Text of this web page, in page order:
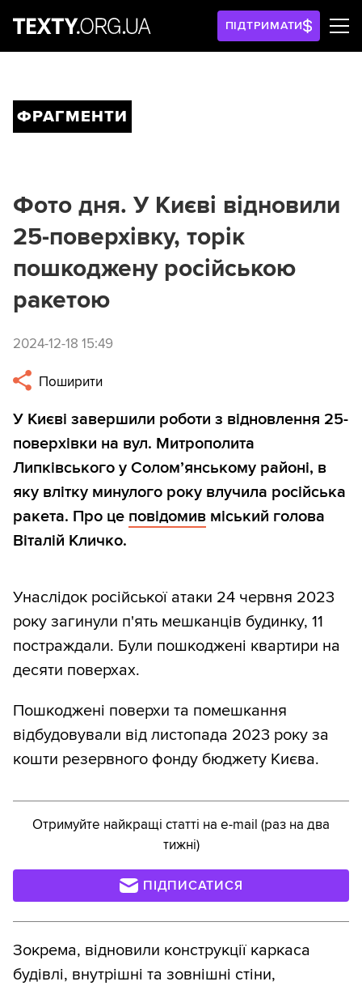
ПІДТРИМАТИ
ФРАГМЕНТИ
Фото дня. У Києві відновили
25-поверхівку, торік
пошкоджену російською
ракетою
2024-12-18 15:49
Поширити
У Києві завершили роботи з відновлення 25-
поверхівки на вул. Митрополита
Липківського у Солом’янському районі, в
яку влітку минулого року влучила російська
ракета. Про це повідомив міський голова
Віталій Кличко.
Унаслідок російської атаки 24 червня 2023
року загинули п'ять мешканців будинку, 11
постраждали. Були пошкоджені квартири на
десяти поверхах.
Пошкоджені поверхи та помешкання
відбудовували від листопада 2023 року за
кошти резервного фонду бюджету Києва.
Отримуйте найкращі статті на e-mail (раз на два
тижні)
ПІДПИСАТИСЯ
Зокрема, відновили конструкції каркаса
будівлі, внутрішні та зовнішні стіни,